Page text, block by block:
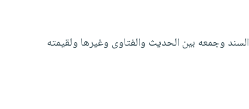
وجمعه بين الحديث والفتاوى وغيرها ولقيمته